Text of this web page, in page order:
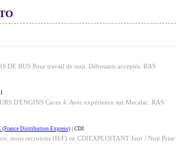
DE BUS Pour travail de nuit. Débutants acceptés. RAS
D'ENGINS Caces 4. Avec expérience sur Mecalac. RAS
(France Distribution Express) | CDI
nous recrutons (H/F) en CDIEXPLOITANT Jour / Nuit Prise